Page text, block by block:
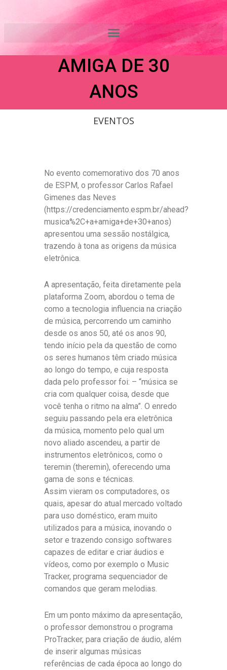
conteúdo
ESPM AHEAD:
MÚSICA, A
AMIGA DE 30
ANOS
EVENTOS
No evento comemorativo dos 70 anos
de ESPM, o professor Carlos Rafael
Gimenes das Neves
(https://credenciamento.espm.br/ahead?
musica%2C+a+amiga+de+30+anos)
apresentou uma sessão nostálgica,
trazendo à tona as origens da música
eletrônica.
A apresentação, feita diretamente pela
plataforma Zoom, abordou o tema de
como a tecnologia influencia na criação
de música, percorrendo um caminho
desde os anos 50, até os anos 90,
tendo início pela da questão de como
os seres humanos têm criado música
ao longo do tempo, e cuja resposta
dada pelo professor foi: – “música se
cria com qualquer coisa, desde que
você tenha o ritmo na alma”. O enredo
seguiu passando pela era eletrônica
da música, momento pelo qual um
novo aliado ascendeu, a partir de
instrumentos eletrônicos, como o
teremin (theremin), oferecendo uma
gama de sons e técnicas.
Assim vieram os computadores, os
quais, apesar do atual mercado voltado
para uso doméstico, eram muito
utilizados para a música, inovando o
setor e trazendo consigo softwares
capazes de editar e criar áudios e
vídeos, como por exemplo o Music
Tracker, programa sequenciador de
comandos que geram melodias.
Em um ponto máximo da apresentação,
o professor demonstrou o programa
ProTracker, para criação de áudio, além
de inserir algumas músicas
referências de cada época ao longo do